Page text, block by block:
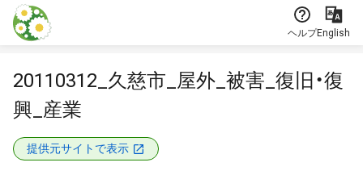
本文に飛ぶ
ヘルプEnglish
20110312_久慈市_屋外_被害_復旧・復
興_産業
提供元サイトで表示